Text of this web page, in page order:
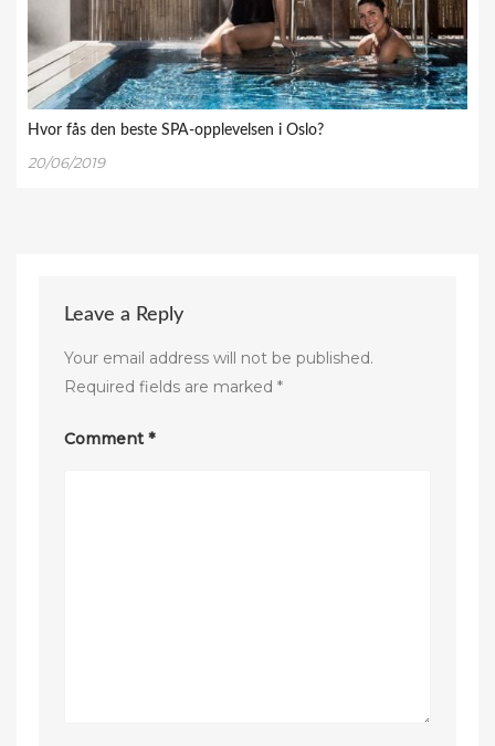
Hvor fås den beste SPA-opplevelsen i Oslo?
20/06/2019
Leave a Reply
Your email address will not be published.
Required fields are marked *
Comment *